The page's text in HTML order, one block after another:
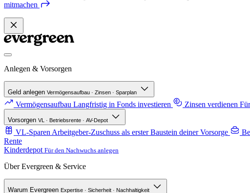
mitmachen
Anlegen & Vorsorgen
Geld anlegen Vermögensaufbau · Zinsen · Sparplan
Vermögensaufbau Langfristig in Fonds investieren Zinsen verdienen
Vorsorgen VL · Betriebsrente · AV-Depot
VL-Sparen Arbeitgeber-Zuschuss als erster Baustein deiner Vorsorge
Rente
Kinderdepot Für den Nachwuchs anlegen
Über Evergreen & Service
Warum Evergreen Expertise · Sicherheit · Nachhaltigkeit